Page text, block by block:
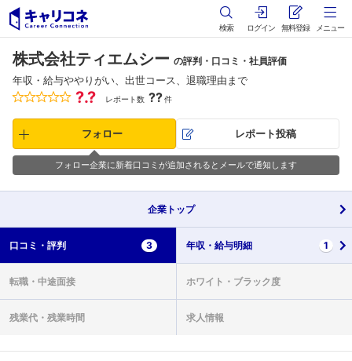
検索 ログイン 無料登録 メニュー
株式会社ティエムシー の評判・口コミ・社員評価
年収・給与ややりがい、出世コース、退職理由まで
?.? レポート数 ??件
フォロー レポート投稿
フォロー企業に新着口コミが追加されるとメールで通知します
企業 トップ
口コミ・ 評判 3 年収・ 給与明細 1
転職・ 中途面接 ホワイト・ ブラック度
残業代・ 残業時間 求人情報